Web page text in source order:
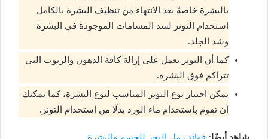
بالبشرة خاصةً بعد الانتهاء من تنظيف البشرة بالكامل
استخدام التونر لسد المسامات الموجودة في البشرة
وشد الجلد.
كما أن التونر يعمل على إزالة كافة الدهون والزيوت التي
تتراكم فوق البشرة.
يمكن اختيار نوع التونر المناسب لنوع البشرة، كما يمكنك
أن تقوم باستخدام ماء الورد بدلًا من استخدام التونر.
شاهد أيضًا: فوائد رمل البحر للجسم والبشرة